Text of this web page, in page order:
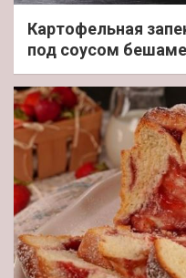
Картофельная
под соусом